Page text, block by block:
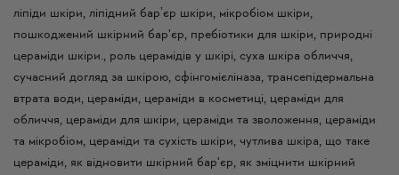
ліпіди шкіри, ліпідний бар’єр шкіри, мікробіом шкіри,
пошкоджений шкірний бар'єр, пребіотики для шкіри, природні
цераміди шкіри., роль церамідів у шкірі, суха шкіра обличчя,
сучасний догляд за шкірою, сфінгомієліназа, трансепідермальна
втрата води, цераміди, цераміди в косметиці, цераміди для
обличчя, цераміди для шкіри, цераміди та зволоження, цераміди
та мікробіом, цераміди та сухість шкіри, чутлива шкіра, що таке
цераміди, як відновити шкірний бар'єр, як зміцнити шкірний